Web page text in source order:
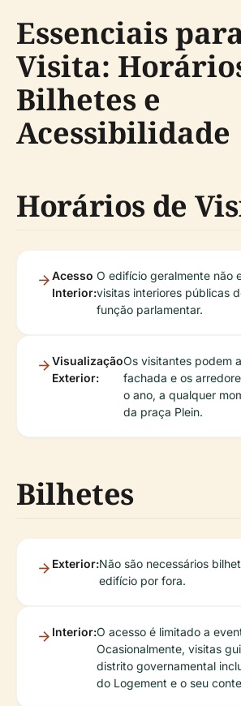
Essenciais
Visita:
Bilhetes e
Acessibilidade
Horários de
Acesso
Interior:
O edifício geralmente não
visitas interiores públicas
função parlamentar.
Visualização
Exterior:
Os visitantes podem
fachada e os
o ano, a qualquer
da praça Plein.
Bilhetes
Exterior:Não são necessários
edifício por fora.
Interior:O acesso é limitado a
Ocasionalmente, visitas
distrito governamental
do Logement e o seu